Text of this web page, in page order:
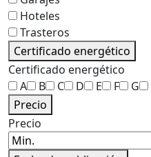
Hoteles
Trasteros
Certificado energético
Certificado energético
A
B C D E F G
Precio
Precio